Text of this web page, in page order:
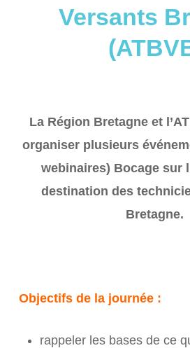
Versants
La Région Bretagne et
organiser plusieurs
webinaires) Bocage sur
destination des
Bretagne.
Objectifs de la journée :
rappeler les bases de ce